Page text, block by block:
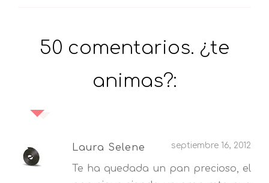
50 comentarios. ¿te
animas?:
Laura Selene septiembre 16, 2012
Te ha quedada un pan precioso, el